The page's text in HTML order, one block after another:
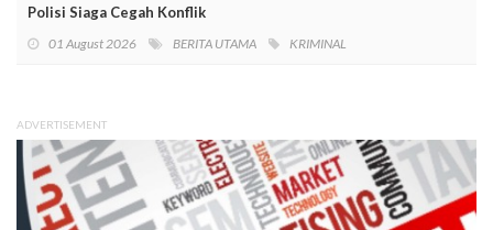
Polisi Siaga Cegah Konflik
01 August 2026 BERITA UTAMA KRIMINAL
ADVERTISEMENT